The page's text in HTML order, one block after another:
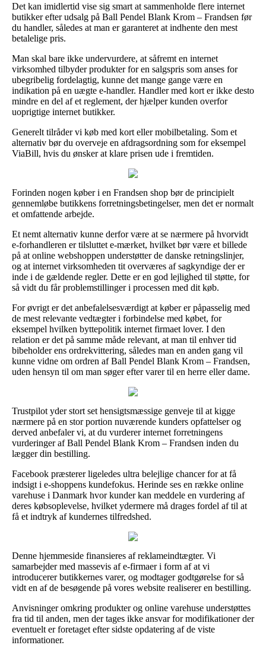
Det kan imidlertid vise sig smart at sammenholde flere internet
butikker efter udsalg på Ball Pendel Blank Krom – Frandsen før
du handler, således at man er garanteret at indhente den mest
betalelige pris.
Man skal bare ikke undervurdere, at såfremt en internet
virksomhed tilbyder produkter for en salgspris som anses for
ubegribelig fordelagtig, kunne det mange gange være en
indikation på en uægte e-handler. Handler med kort er ikke desto
mindre en del af et reglement, der hjælper kunden overfor
uoprigtige internet butikker.
Generelt tilråder vi køb med kort eller mobilbetaling. Som et
alternativ bør du overveje en afdragsordning som for eksempel
ViaBill, hvis du ønsker at klare prisen ude i fremtiden.
Forinden nogen køber i en Frandsen shop bør de principielt
gennemløbe butikkens forretningsbetingelser, men det er normalt
et omfattende arbejde.
Et nemt alternativ kunne derfor være at se nærmere på hvorvidt
e-forhandleren er tilsluttet e-mærket, hvilket bør være et billede
på at online webshoppen understøtter de danske retningslinjer,
og at internet virksomheden tit overværes af sagkyndige der er
inde i de gældende regler. Dette er en god lejlighed til støtte, for
så vidt du får problemstillinger i processen med dit køb.
For øvrigt er det anbefalelsesværdigt at køber er påpasselig med
de mest relevante vedtægter i forbindelse med købet, for
eksempel hvilken byttepolitik internet firmaet lover. I den
relation er det på samme måde relevant, at man til enhver tid
bibeholder ens ordrekvittering, således man en anden gang vil
kunne vidne om ordren af Ball Pendel Blank Krom – Frandsen,
uden hensyn til om man søger efter varer til en herre eller dame.
Trustpilot yder stort set hensigtsmæssige genveje til at kigge
nærmere på en stor portion nuværende kunders opfattelser og
derved anbefaler vi, at du vurderer internet forretningens
vurderinger af Ball Pendel Blank Krom – Frandsen inden du
lægger din bestilling.
Facebook præsterer ligeledes ultra belejlige chancer for at få
indsigt i e-shoppens kundefokus. Herinde ses en række online
varehuse i Danmark hvor kunder kan meddele en vurdering af
deres købsoplevelse, hvilket ydermere må drages fordel af til at
få et indtryk af kundernes tilfredshed.
Denne hjemmeside finansieres af reklameindtægter. Vi
samarbejder med massevis af e-firmaer i form af at vi
introducerer butikkernes varer, og modtager godtgørelse for så
vidt en af de besøgende på vores website realiserer en bestilling.
Anvisninger omkring produkter og online varehuse understøttes
fra tid til anden, men der tages ikke ansvar for modifikationer der
eventuelt er foretaget efter sidste opdatering af de viste
informationer.